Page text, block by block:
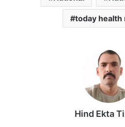
today health
Hind Ekta